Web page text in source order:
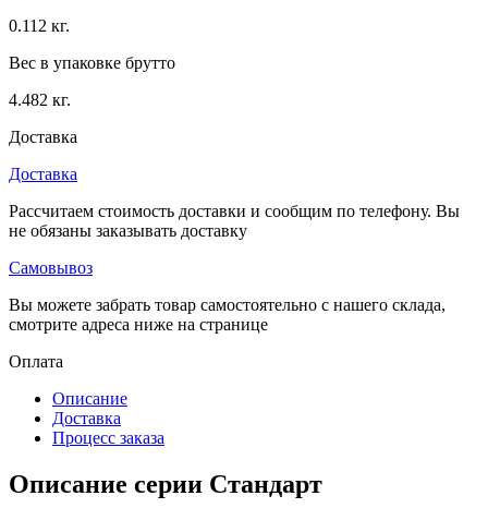
0.112 кг.
Вес в упаковке брутто
4.482 кг.
Доставка
Доставка
Рассчитаем стоимость доставки и сообщим по телефону. Вы
не обязаны заказывать доставку
Самовывоз
Вы можете забрать товар самостоятельно с нашего склада,
смотрите адреса ниже на странице
Оплата
Описание
Доставка
Процесс заказа
Описание серии Стандарт